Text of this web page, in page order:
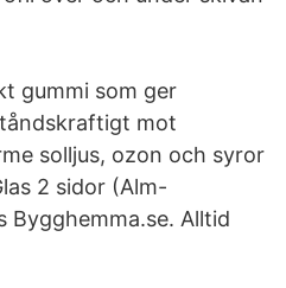
gummi som ger
mot
solljus, ozon och syror
2 sidor (Alm-
Bygghemma.se. Alltid